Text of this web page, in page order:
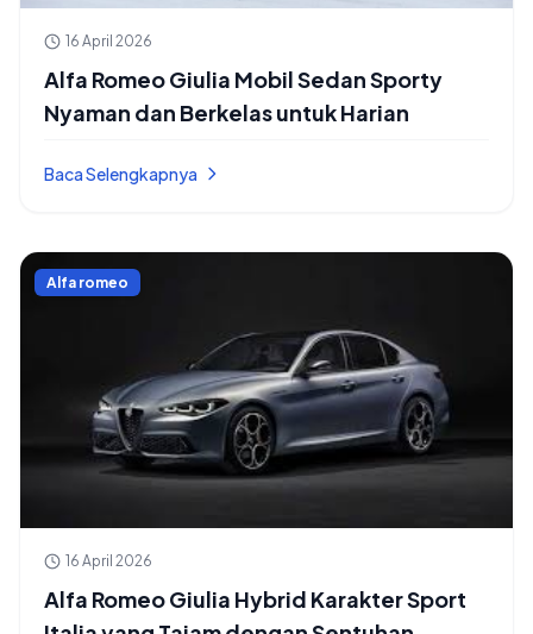
16 April 2026
Alfa Romeo Giulia Mobil Sedan Sporty
Nyaman dan Berkelas untuk Harian
Baca Selengkapnya
Alfa romeo
16 April 2026
Alfa Romeo Giulia Hybrid Karakter Sport